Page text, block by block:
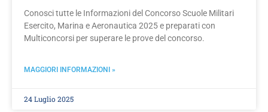
Conosci tutte le Informazioni del Concorso Scuole Militari
Esercito, Marina e Aeronautica 2025 e preparati con
Multiconcorsi per superare le prove del concorso.
MAGGIORI INFORMAZIONI »
24 Luglio 2025